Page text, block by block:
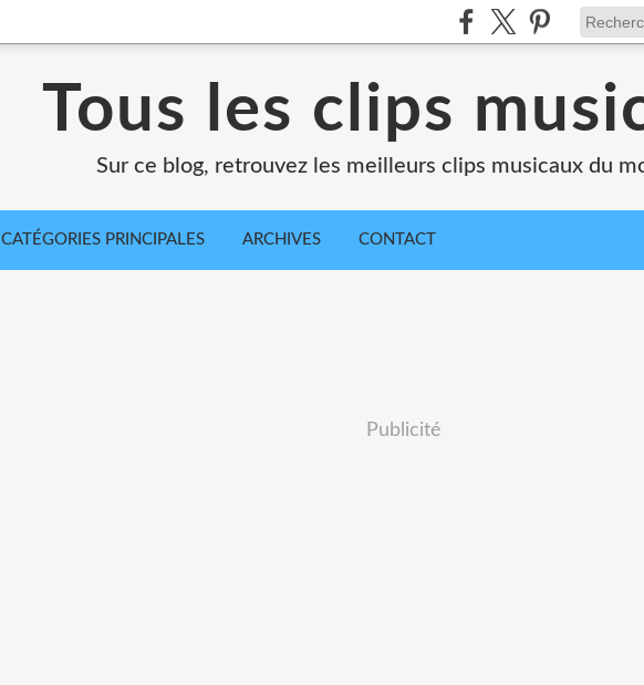
Tous les clips
Sur ce blog, retrouvez les meilleurs clips musicaux du
CATÉGORIES PRINCIPALES ARCHIVES CONTACT
Publicité